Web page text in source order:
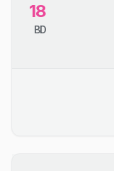
18
BD